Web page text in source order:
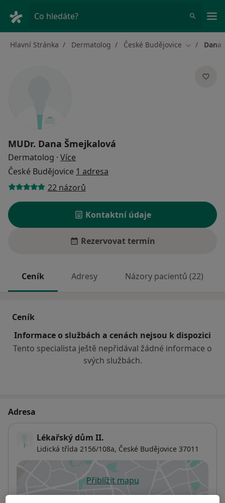
Co hledáte?
Hlavní Stránka Dermatolog České Budějovice ZměnaDana
MUDr. Dana Šmejkalová
Dermatolog · Více
České Budějovice 1 adresa
22 názorů
Kontaktní údaje
Rezervovat termín
Ceník Adresy Názory pacientů (22)
Ceník
Informace o službách a cenách nejsou k dispozici
Tento specialista ještě nepřidával žádné informace o
svých službách.
Adresa
Lékařský dům II.
Lidická třída 2156/108a, České Budějovice 37011
Přiblížit mapuse otevře v nové záložce